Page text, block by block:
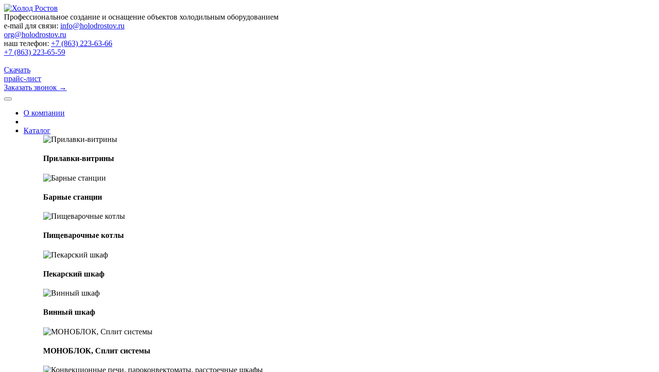
Профессиональное создание и оснащение объектов холодильным оборудованием
e-mail для связи: info@holodrostov.ru
org@holodrostov.ru
наш телефон: +7 (863) 223-63-66
+7 (863) 223-65-59
Скачать
прайс-лист
Заказать звонок →
О компании
Каталог
Прилавки-витрины
Барные станции
Пищеварочные котлы
Пекарский шкаф
Винный шкаф
МОНОБЛОК, Сплит системы